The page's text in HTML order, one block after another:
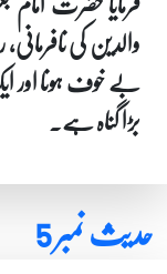
والدین کی
بے خوف ہونا
بڑا گناہ ہے۔
حدیث نمبر 5